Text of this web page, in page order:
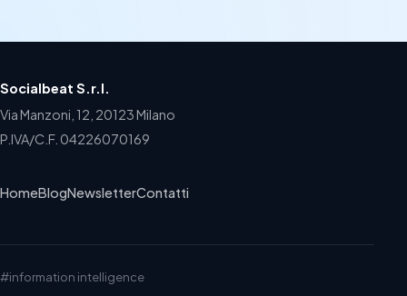
Socialbeat S.r.l.
Via Manzoni, 12, 20123 Milano
P.IVA/C.F. 04226070169
HomeBlogNewsletterContatti
#information intelligence